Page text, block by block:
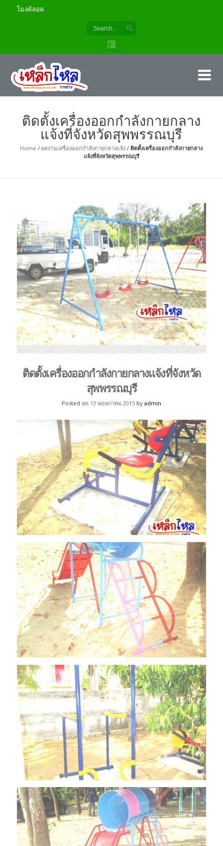
ติดตั้งเครื่องออกกำลังกายกลาง
แจ้งที่จังหวัดสุพพรรณบุรี
Home /ผลงานเครื่องออกกำลังกายกลางแจ้ง /ติดตั้งเครื่องออกกำลังกายกลาง
แจ้งที่จังหวัดสุพพรรณบุรี
ติดตั้งเครื่องออกกำลังกายกลางแจ้งที่จังหวัด
สุพพรรณบุรี
Posted on 13 พฤษภาคม 2015 by admin